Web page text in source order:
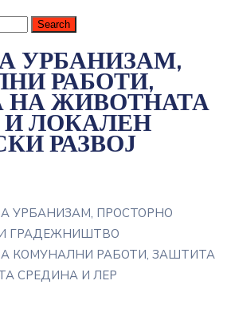
УРБАНИЗАМ,
РАБОТИ,
НА ЖИВОТНАТА
ЛОКАЛЕН
РАЗВОЈ
УРБАНИЗАМ, ПРОСТОРНО
ГРАДЕЖНИШТВО
КОМУНАЛНИ РАБОТИ, ЗАШТИТА
СРЕДИНА И ЛЕР